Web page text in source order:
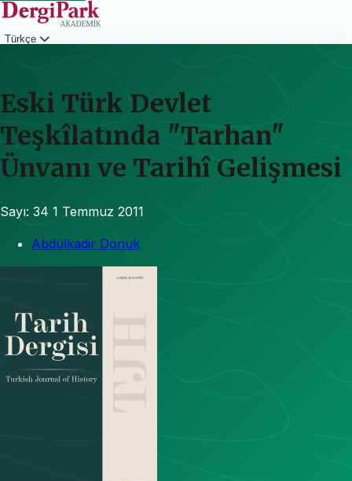
Türkçe
Eski Türk Devlet
Teşkîlatında "Tarhan"
Ünvanı ve Tarihî Gelişmesi
Sayı: 34 1 Temmuz 2011
Abdülkadir Donuk